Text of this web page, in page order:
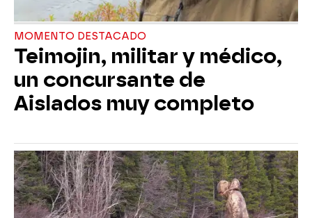
MOMENTO DESTACADO
Teimojin, militar y médico,
un concursante de
Aislados muy completo